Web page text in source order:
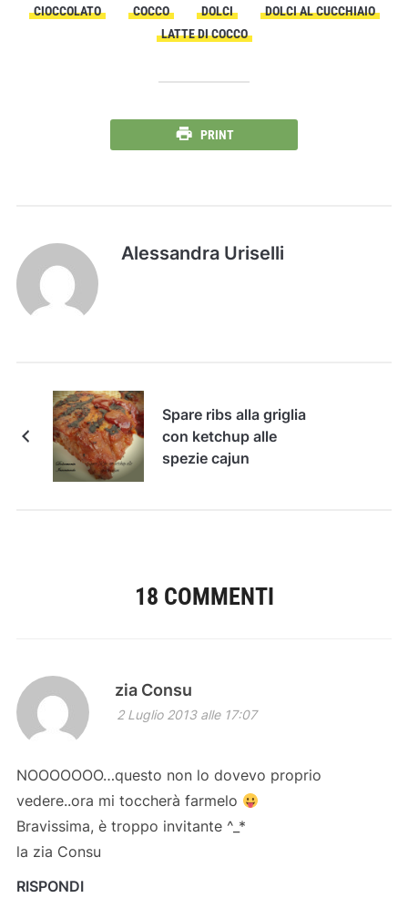
CIOCCOLATO COCCO DOLCI
DOLCI AL CUCCHIAIO
LATTE DI COCCO
PRINT
Alessandra Uriselli
Spare ribs alla griglia
con ketchup alle
spezie cajun
18 COMMENTI
zia Consu
2 Luglio 2013 alle 17:07
NOOOOOOO…questo non lo dovevo proprio
vedere..ora mi toccherà farmelo
Bravissima, è troppo invitante ^_*
la zia Consu
RISPONDI